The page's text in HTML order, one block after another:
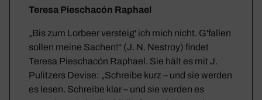
Teresa Pieschacón Raphael
„Bis zum Lorbeer versteig' ich mich nicht. G'fallen
sollen meine Sachen!“ (J. N. Nestroy) findet
Teresa Pieschacón Raphael. Sie hält es mit J.
Pulitzers Devise: „Schreibe kurz – und sie werden
es lesen. Schreibe klar – und sie werden es